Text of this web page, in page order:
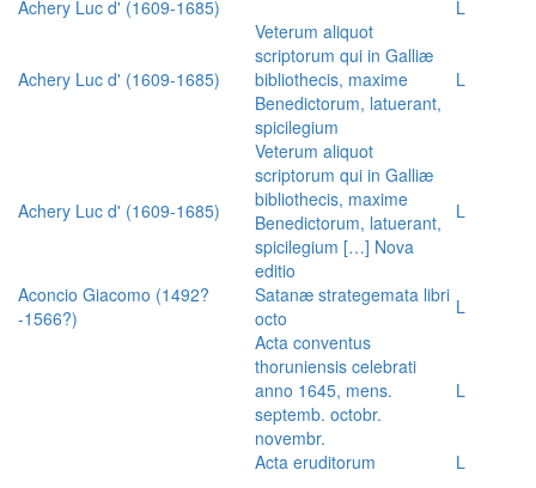
Achery Luc d' (1609-1685) L
Achery Luc d' (1609-1685)
Veterum aliquot
scriptorum qui in Galliæ
bibliothecis, maxime
Benedictorum, latuerant,
spicilegium
L
Achery Luc d' (1609-1685)
Veterum aliquot
scriptorum qui in Galliæ
bibliothecis, maxime
Benedictorum, latuerant,
spicilegium […] Nova
editio
L
Aconcio Giacomo (1492?
-1566?)
Satanæ strategemata libri
octo
L
Acta conventus
thoruniensis celebrati
anno 1645, mens.
septemb. octobr.
novembr.
L
Acta eruditorum
L